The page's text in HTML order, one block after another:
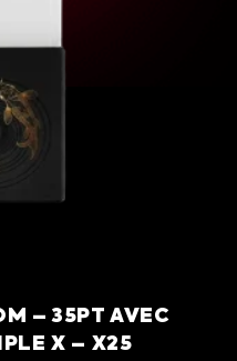
– 35PT AVEC
X – X25